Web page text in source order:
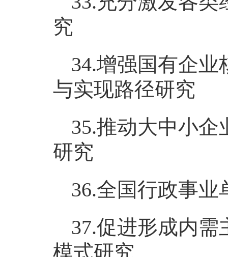
究
34.增强国有企
与实现路径研究
35.推动大中小
研究
36.全国行政事
37.促进形成内
模式研究